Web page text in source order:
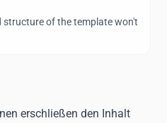
structure of the template won't
erschließen den Inhalt